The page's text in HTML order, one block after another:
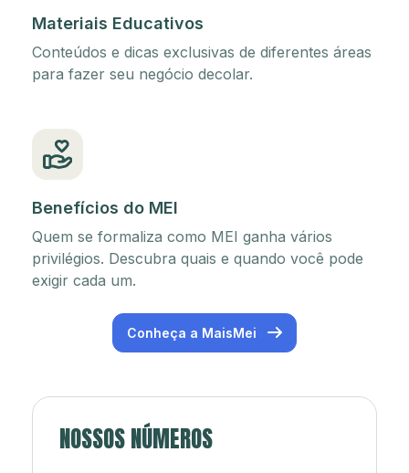
Materiais Educativos
Conteúdos e dicas exclusivas de diferentes áreas
para fazer seu negócio decolar.
Benefícios do MEI
Quem se formaliza como MEI ganha vários
privilégios. Descubra quais e quando você pode
exigir cada um.
Conheça a MaisMei
NOSSOS NÚMEROS